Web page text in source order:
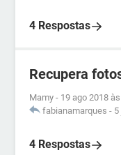
4 Respostas
Recupera
Mamy - 19 ago 2018
fabianamarques - 5
4 Respostas